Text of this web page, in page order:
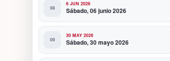
6 JUN 2026
Sábado, 06 junio 2026
30 MAY 2026
Sábado, 30 mayo 2026